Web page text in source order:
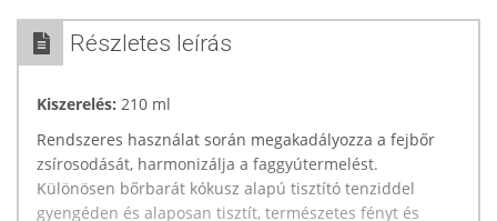
Részletes leírás
Kiszerelés: 210 ml
Rendszeres használat során megakadályozza a fejbőr
zsírosodását, harmonizálja a faggyútermelést.
Különösen bőrbarát kókusz alapú tisztító tenziddel
gyengéden és alaposan tisztít, természetes fényt és